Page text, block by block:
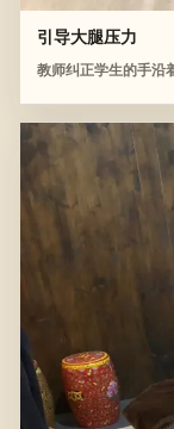
引导大腿压力
教师纠正学生的手沿